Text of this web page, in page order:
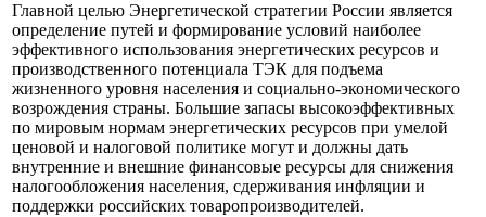
Главной целью Энергетической стратегии России является
определение путей и формирование условий наиболее
эффективного использования энергетических ресурсов и
производственного потенциала ТЭК для подъема
жизненного уровня населения и социально-экономического
возрождения страны. Большие запасы высокоэффективных
по мировым нормам энергетических ресурсов при умелой
ценовой и налоговой политике могут и должны дать
внутренние и внешние финансовые ресурсы для снижения
налогообложения населения, сдерживания инфляции и
поддержки российских товаропроизводителей.